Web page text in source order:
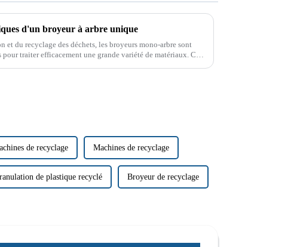
d'un broyeur à arbre unique
et du recyclage des déchets, les broyeurs mono-arbre sont
traiter efficacement une grande variété de matériaux. Ces
de recyclage Machines de recyclage
de plastique recyclé Broyeur de recyclage